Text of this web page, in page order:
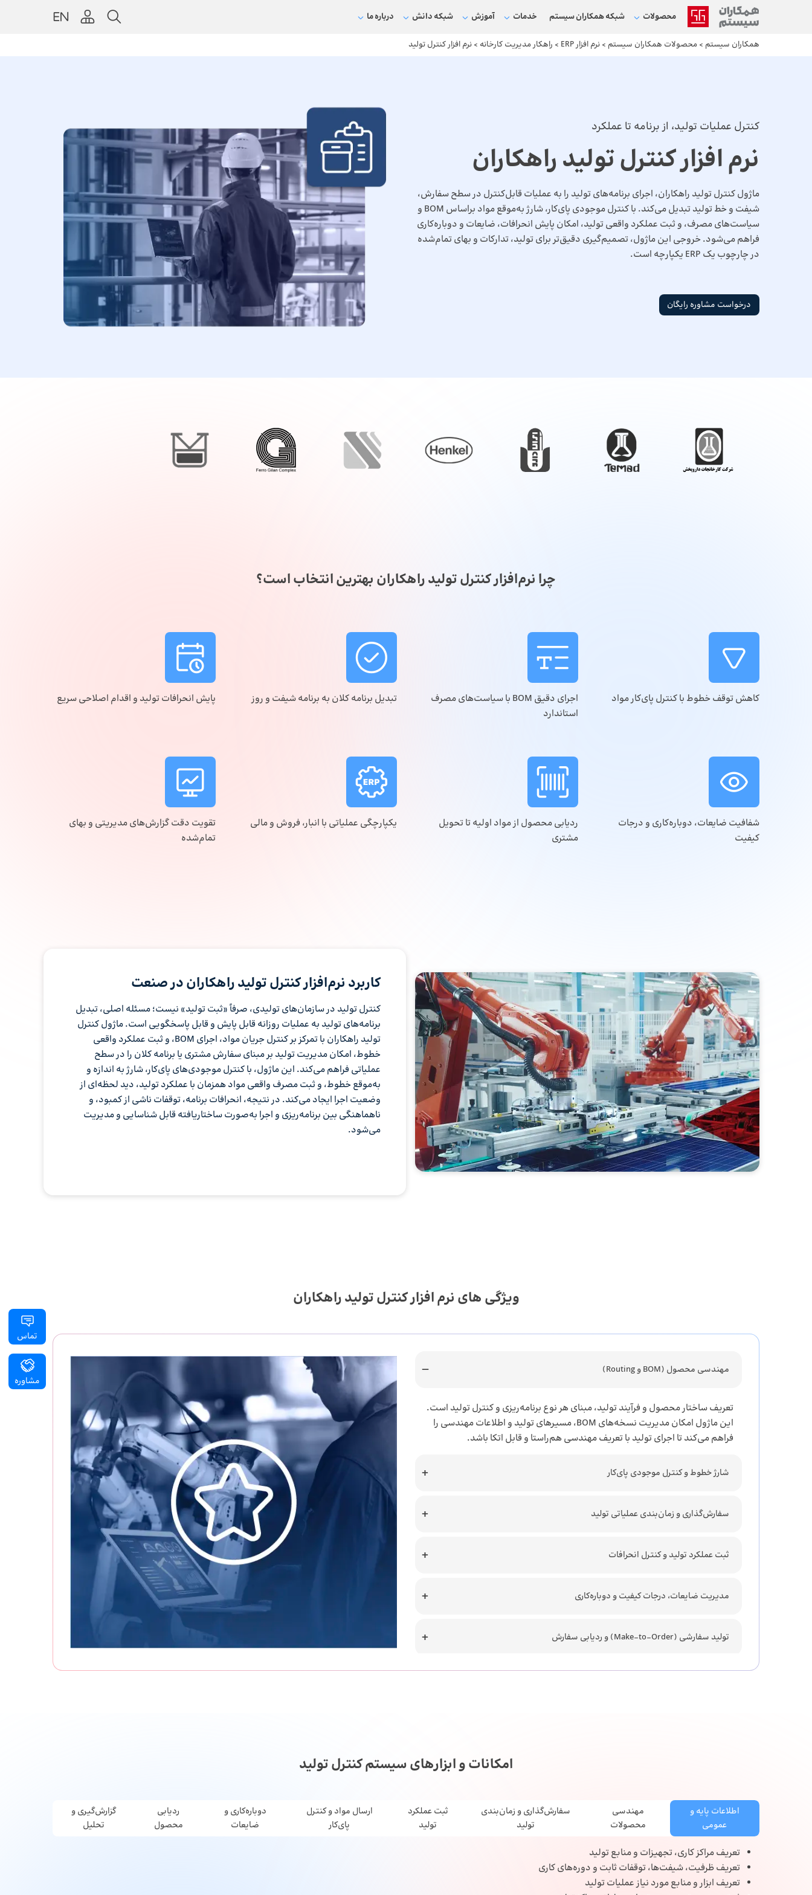
محصولات شبکه‌ همکاران سیستم خدمات آموزش شبکه دانش درباره ما
همکاران سیستم > محصولات همکاران سیستم > نرم افزار ERP > راهکار مدیریت کارخانه > نرم افزار کنترل تولید
کنترل عملیات تولید، از برنامه تا عملکرد
نرم افزار کنترل تولید راهکاران
ماژول کنترل تولید راهکاران، اجرای برنامه‌های تولید را به عملیات قابل‌کنترل در سطح سفارش،
شیفت و خط تولید تبدیل می‌کند. با کنترل موجودی پای‌کار، شارژ به‌موقع مواد براساس BOM و
سیاست‌های مصرف، و ثبت عملکرد واقعی تولید، امکان پایش انحرافات، ضایعات و دوباره‌کاری
فراهم می‌شود. خروجی این ماژول، تصمیم‌گیری دقیق‌تر برای تولید، تدارکات و بهای تمام‌شده
در چارچوب یک ERP یکپارچه است.
درخواست مشاوره رایگان
چرا نرم‌افزار کنترل تولید راهکاران بهترین انتخاب است؟
کاهش توقف خطوط با کنترل پای‌کار مواد
اجرای دقیق BOM با سیاست‌های مصرف
استاندارد
تبدیل برنامه کلان به برنامه شیفت و روز پایش انحرافات تولید و اقدام اصلاحی سریع
شفافیت ضایعات، دوباره‌کاری و درجات
کیفیت
ردیابی محصول از مواد اولیه تا تحویل
مشتری
یکپارچگی عملیاتی با انبار، فروش و مالی
تقویت دقت گزارش‌های مدیریتی و بهای
تمام‌شده
کاربرد نرم‌افزار کنترل تولید راهکاران در صنعت
کنترل تولید در سازمان‌های تولیدی، صرفاً «ثبت تولید» نیست؛ مسئله اصلی، تبدیل
برنامه‌های تولید به عملیات روزانه قابل پایش و قابل پاسخگویی است. ماژول کنترل
تولید راهکاران با تمرکز بر کنترل جریان مواد، اجرای BOM، و ثبت عملکرد واقعی
خطوط، امکان مدیریت تولید بر مبنای سفارش مشتری یا برنامه کلان را در سطح
عملیاتی فراهم می‌کند. این ماژول، با کنترل موجودی‌های پای‌کار، شارژ به اندازه و
به‌موقع خطوط، و ثبت مصرف واقعی مواد همزمان با عملکرد تولید، دید لحظه‌ای از
وضعیت اجرا ایجاد می‌کند. در نتیجه، انحرافات برنامه، توقفات ناشی از کمبود، و
ناهماهنگی بین برنامه‌ریزی و اجرا به‌صورت ساختاریافته قابل شناسایی و مدیریت
می‌شود.
ویژگی های نرم افزار کنترل تولید راهکاران
مهندسی محصول (BOM و Routing)
تعریف ساختار محصول و فرآیند تولید، مبنای هر نوع برنامه‌ریزی و کنترل تولید است.
این ماژول امکان مدیریت نسخه‌های BOM، مسیرهای تولید و اطلاعات مهندسی را
فراهم می‌کند تا اجرای تولید با تعریف مهندسی هم‌راستا و قابل اتکا باشد.
شارژ خطوط و کنترل موجودی پای‌کار
سفارش‌گذاری و زمان‌بندی عملیاتی تولید
ثبت عملکرد تولید و کنترل انحرافات
مدیریت ضایعات، درجات کیفیت و دوباره‌کاری
تولید سفارشی (Make-to-Order) و ردیابی سفارش
امکانات و ابزارهای سیستم کنترل تولید
اطلاعات پایه و
عمومی
مهندسی
محصولات
سفارش‌گذاری و زمان‌بندی
تولید
ثبت عملکرد
تولید
ارسال مواد و کنترل
پای‌کار
دوباره‌کاری و
ضایعات
ردیابی
محصول
گزارش‌گیری و
تحلیل
تعریف مراکز کاری، تجهیزات و منابع تولید
تعریف ظرفیت، شیفت‌ها، توقفات ثابت و دوره‌های کاری
تعریف ابزار و منابع مورد نیاز عملیات تولید
تماس
مشاوره